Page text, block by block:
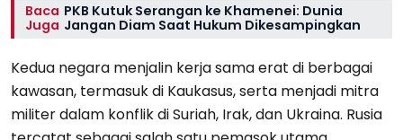
Baca
Juga
PKB Kutuk Serangan ke Khamenei: Dunia
Jangan Diam Saat Hukum Dikesampingkan
Kedua negara menjalin kerja sama erat di berbagai
kawasan, termasuk di Kaukasus, serta menjadi mitra
militer dalam konflik di Suriah, Irak, dan Ukraina. Rusia